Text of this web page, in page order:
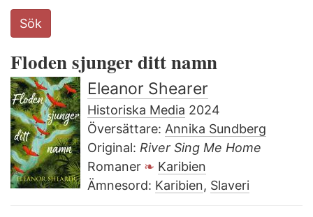
Search
this
Sök
Floden sjunger ditt namn
Eleanor Shearer
Historiska Media 2024
Översättare: Annika Sundberg
Original: River Sing Me Home
Romaner
Karibien
Ämnesord: Karibien, Slaveri